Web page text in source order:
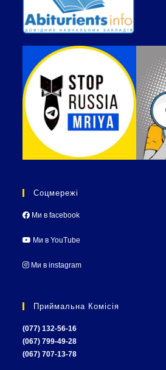
Соцмережі
Ми в facebook
Ми в YouTube
Ми в instagram
Приймальна Комісія
(077) 132-56-16
(067) 799-49-28
(067) 707-13-78